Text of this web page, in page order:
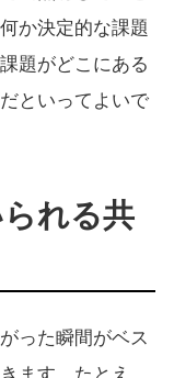
か決定的な課題
題がどこにある
といってよいで
れる共
った瞬間がベス